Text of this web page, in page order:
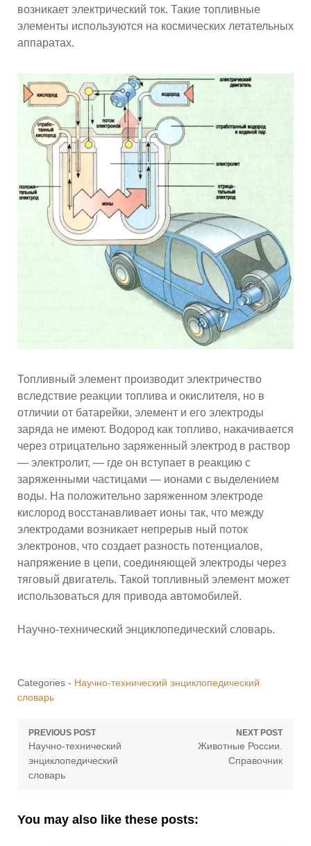
возникает электрический ток. Такие топливные
элементы используются на космических летательных
аппаратах.
Топливный элемент производит электричество
вследствие реакции топлива и окислителя, но в
отличии от батарейки, элемент и его электроды
заряда не имеют. Водород как топливо, накачивается
через отрицательно заряженный электрод в раствор
— электролит, — где он вступает в реакцию с
заряженными частицами — ионами с выделением
воды. На положительно заряженном электроде
кислород восстанавливает ионы так, что между
электродами возникает непрерыв ный поток
электронов, что создает разность потенциалов,
напряжение в цепи, соединяющей электроды через
тяговый двигатель. Такой топливный элемент может
использоваться для привода автомобилей.
Научно-технический энциклопедический словарь.
Categories - Научно-технический энциклопедический
словарь
Навигация
по
записям
PREVIOUS POST
Previous
post:
Научно-технический
энциклопедический
словарь
NEXT POST
Next
Животные России.
Справочник
You may also like these posts: